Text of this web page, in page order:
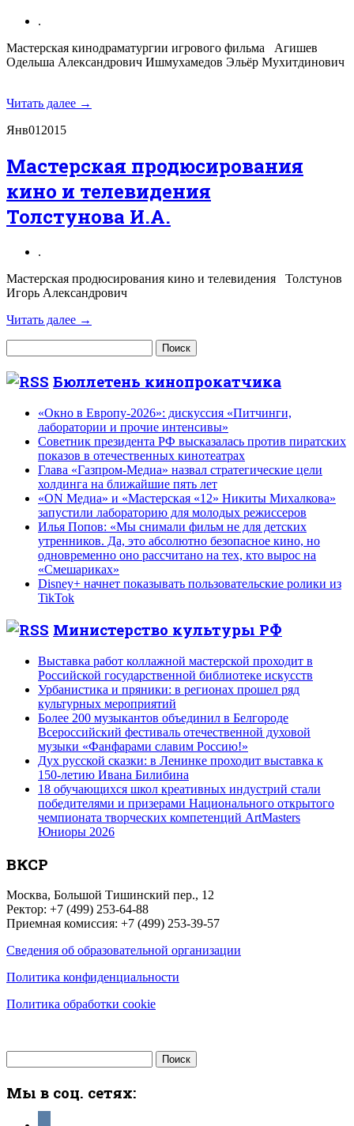
.
Мастерская кинодраматургии игрового фильма Агишев
Одельша Александрович Ишмухамедов Эльёр Мухитдинович
Читать далее →
Янв01 2015
Мастерская продюсирования
кино и телевидения
Толстунова И.А.
.
Мастерская продюсирования кино и телевидения Толстунов
Игорь Александрович
Читать далее →
Бюллетень кинопрокатчика
«Окно в Европу-2026»: дискуссия «Питчинги,
лаборатории и прочие интенсивы»
Советник президента РФ высказалась против пиратских
показов в отечественных кинотеатрах
Глава «Газпром-Медиа» назвал стратегические цели
холдинга на ближайшие пять лет
«ON Медиа» и «Мастерская «12» Никиты Михалкова»
запустили лабораторию для молодых режиссеров
Илья Попов: «Мы снимали фильм не для детских
утренников. Да, это абсолютно безопасное кино, но
одновременно оно рассчитано на тех, кто вырос на
«Смешариках»
Disney+ начнет показывать пользовательские ролики из
TikTok
Министерство культуры РФ
Выставка работ коллажной мастерской проходит в
Российской государственной библиотеке искусств
Урбанистика и пряники: в регионах прошел ряд
культурных мероприятий
Более 200 музыкантов объединил в Белгороде
Всероссийский фестиваль отечественной духовой
музыки «Фанфарами славим Россию!»
Дух русской сказки: в Ленинке проходит выставка к
150-летию Ивана Билибина
18 обучающихся школ креативных индустрий стали
победителями и призерами Национального открытого
чемпионата творческих компетенций ArtMasters
Юниоры 2026
ВКСР
Москва, Большой Тишинский пер., 12
Ректор: +7 (499) 253-64-88
Приемная комиссия: +7 (499) 253-39-57
Сведения об образовательной организации
Политика конфиденциальности
Политика обработки cookie
Мы в соц. сетях: